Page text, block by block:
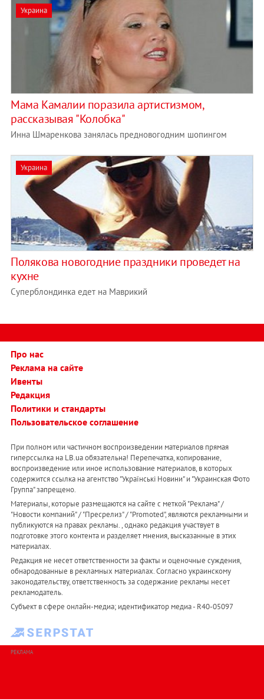
Украина
Мама Камалии поразила артистизмом,
рассказывая "Колобка"
Инна Шмаренкова занялась предновогодним шопингом
Украина
Полякова новогодние праздники проведет на
кухне
Суперблондинка едет на Маврикий
Про нас
Реклама на сайте
Ивенты
Редакция
Политики и стандарты
Пользовательское соглашение
При полном или частичном воспроизведении материалов прямая
гиперссылка на LB.ua обязательна! Перепечатка, копирование,
воспроизведение или иное использование материалов, в которых
содержится ссылка на агентство "Українськi Новини" и "Украинская Фото
Группа" запрещено.
Материалы, которые размещаются на сайте с меткой "Реклама" /
"Новости компаний" / "Пресрелиз" / "Promoted", являются рекламными и
публикуются на правах рекламы. , однако редакция участвует в
подготовке этого контента и разделяет мнения, высказанные в этих
материалах.
Редакция не несет ответственности за факты и оценочные суждения,
обнародованные в рекламных материалах. Согласно украинскому
законодательству, ответственность за содержание рекламы несет
рекламодатель.
Субъект в сфере онлайн-медиа; идентификатор медиа - R40-05097
РЕКЛАМА